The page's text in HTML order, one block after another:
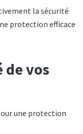
la sécurité
protection efficace
de vos
une protection